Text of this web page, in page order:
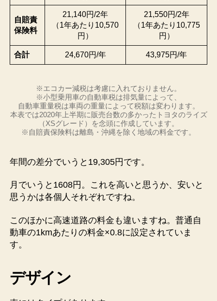
自賠責
保険料
21,140円/2年
（1年あたり10,570
円）
21,550円/2年
（1年あたり10,775
円）
合計 24,670円/年 43,975円/年
※エコカー減税は考慮に入れておりません。
※小型乗用車の自動車税は排気量によって、
自動車重量税は車両の重量によって税額は変わります。
本表では2020年上半期に販売台数の多かったトヨタのライズ
（XSグレード）を念頭に作成しています。
※自賠責保険料は離島・沖縄を除く地域の料金です。
年間の差分でいうと19,305円です。
月でいうと1608円。これを高いと思うか、安いと
思うかは各個人それぞれですね。
このほかに高速道路の料金も違いますね。普通自
動車の1kmあたりの料金×0.8に設定されていま
す。
デザイン